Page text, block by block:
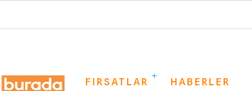
FIRSATLAR HABERLER